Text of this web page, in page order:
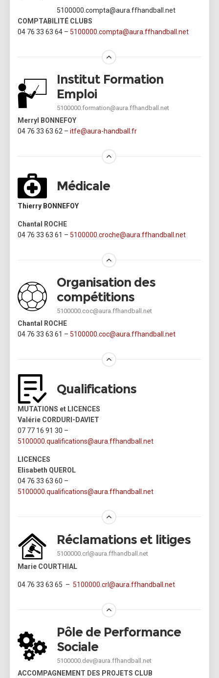
5100000.compta@aura.ffhandball.net
COMPTABILITÉ CLUBS
04 76 33 63 64 – 5100000.compta@aura.ffhandball.net
Institut Formation
Emploi
5100000.formation@aura.ffhandball.net
Merryl BONNEFOY
04 76 33 63 62 –itfe@aura-handball.fr
Médicale
Thierry BONNEFOY
Chantal ROCHE
04 76 33 63 61 – 5100000.croche@aura.ffhandball.net
Organisation des
compétitions
5100000.coc@aura.ffhandball.net
Chantal ROCHE
04 76 33 63 61 – 5100000.coc@aura.ffhandball.net
Qualifications
MUTATIONS et LICENCES
Valérie CORDURI-DAVIET
07 77 16 91 30 –
5100000.qualifications@aura.ffhandball.net
LICENCES
Elisabeth QUEROL
04 76 33 63 60 –
5100000.qualifications@aura.ffhandball.net
Réclamations et litiges
5100000.crl@aura.ffhandball.net
Marie COURTHIAL
04 76 33 63 65 – 5100000.crl@aura.ffhandball.net
Pôle de Performance
Sociale
5100000.dev@aura.ffhandball.net
ACCOMPAGNEMENT DES PROJETS CLUB